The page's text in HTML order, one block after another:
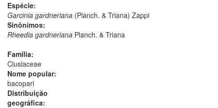
Espécie:
Garcinia gardneriana (Planch. & Triana) Zappi
Sinônimos:
Rheedia gardneriana Planch. & Triana
Família:
Clusiaceae
Nome popular:
bacopari
Distribuição
geográfica: